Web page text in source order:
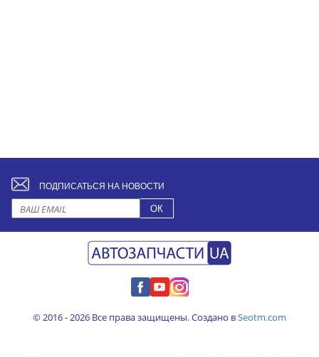
ПОДПИСАТЬСЯ НА НОВОСТИ
© 2016 - 2026 Все права защищены. Создано вSeotm.com